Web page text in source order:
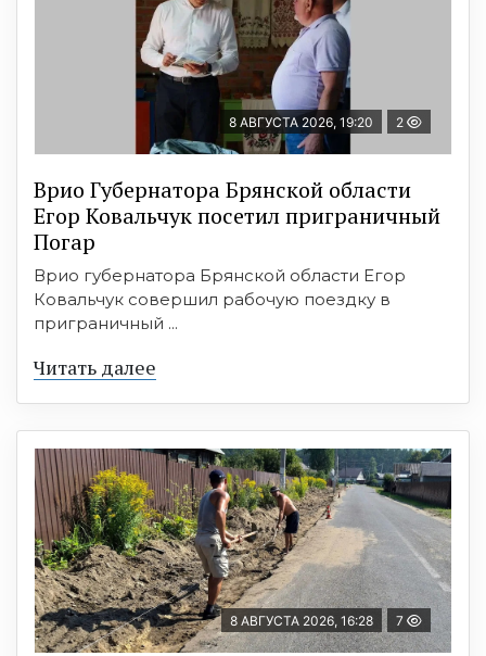
8 АВГУСТА 2026, 19:20 2
Врио Губернатора Брянской области
Егор Ковальчук посетил приграничный
Погар
Врио губернатора Брянской области Егор
Ковальчук совершил рабочую поездку в
приграничный ...
Читать далее
8 АВГУСТА 2026, 16:28 7